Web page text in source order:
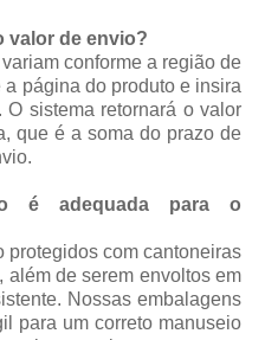
valor de envio?
conforme a região de
página do produto e insira
sistema retornará o valor
que é a soma do prazo de
é adequada para o
protegidos com cantoneiras
de serem envoltos em
Nossas embalagens
para um correto manuseio